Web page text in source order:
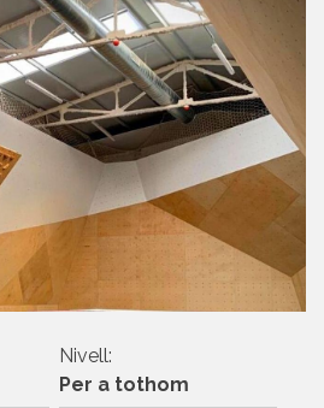
Nivell:
Per a tothom